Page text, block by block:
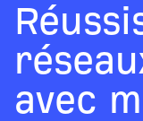
avec